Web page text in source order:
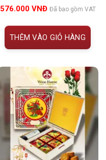
đánh giá
576.000 VNĐ Đã bao gồm VAT
THÊM VÀO GIỎ HÀNG